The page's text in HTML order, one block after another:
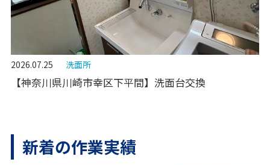
2026.07.25 洗面所
【神奈川県川崎市幸区下平間】洗面台交換
新着の作業実績